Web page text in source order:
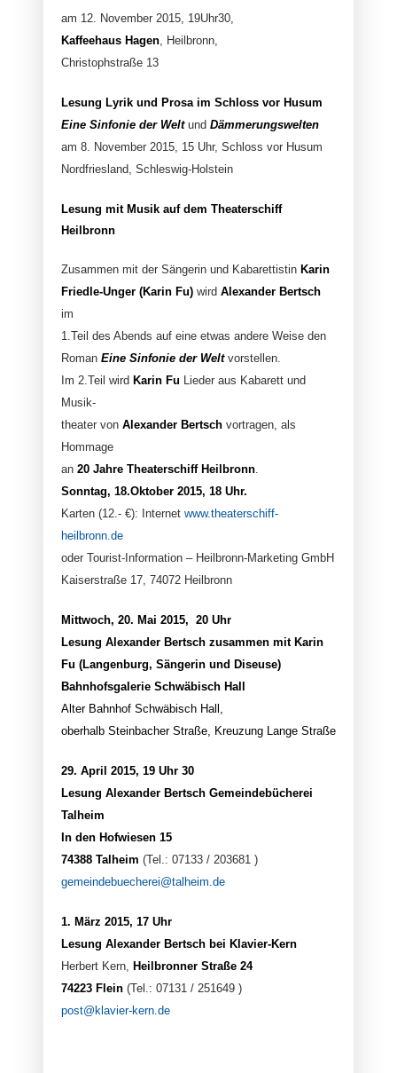
am 12. November 2015, 19Uhr30,
Kaffeehaus Hagen, Heilbronn,
Christophstraße 13
Lesung Lyrik und Prosa im Schloss vor Husum
Eine Sinfonie der Weltund Dämmerungswelten
am 8. November 2015, 15 Uhr, Schloss vor Husum
Nordfriesland, Schleswig-Holstein
Lesung mit Musik auf dem Theaterschiff
Heilbronn
Zusammen mit der Sängerin und Kabarettistin Karin
Friedle-Unger (Karin Fu) wird Alexander Bertsch
im
1.Teil des Abends auf eine etwas andere Weise den
Roman Eine Sinfonie der Weltvorstellen.
Im 2.Teil wird Karin Fu Lieder aus Kabarett und
Musik-
theater von Alexander Bertsch vortragen, als
Hommage
an 20 Jahre Theaterschiff Heilbronn.
Sonntag, 18.Oktober 2015, 18 Uhr.
Karten (12.- €): Internet www.theaterschiff-
heilbronn.de
oder Tourist-Information – Heilbronn-Marketing GmbH
Kaiserstraße 17, 74072 Heilbronn
Mittwoch, 20. Mai 2015, 20 Uhr
Lesung Alexander Bertsch zusammen mit Karin
Fu (Langenburg, Sängerin und Diseuse)
Bahnhofsgalerie Schwäbisch Hall
Alter Bahnhof Schwäbisch Hall,
oberhalb Steinbacher Straße, Kreuzung Lange Straße
29. April 2015, 19 Uhr 30
Lesung Alexander Bertsch Gemeindebücherei
Talheim
In den Hofwiesen 15
74388 Talheim (Tel.: 07133 / 203681 )
gemeindebuecherei@talheim.de
1. März 2015, 17 Uhr
Lesung Alexander Bertsch bei Klavier-Kern
Herbert Kern, Heilbronner Straße 24
74223 Flein (Tel.: 07131 / 251649 )
post@klavier-kern.de